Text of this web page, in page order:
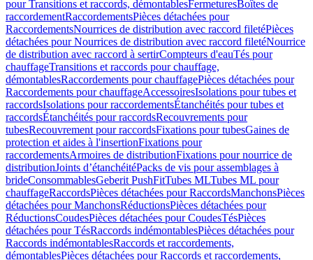
pour Transitions et raccords, démontablesFermeturesBoîtes de
raccordementRaccordementsPièces détachées pour
RaccordementsNourrices de distribution avec raccord filetéPièces
détachées pour Nourrices de distribution avec raccord filetéNourrice
de distribution avec raccord à sertirCompteurs d'eauTés pour
chauffageTransitions et raccords pour chauffage,
démontablesRaccordements pour chauffagePièces détachées pour
Raccordements pour chauffageAccessoiresIsolations pour tubes et
raccordsIsolations pour raccordementsÉtanchéités pour tubes et
raccordsÉtanchéités pour raccordsRecouvrements pour
tubesRecouvrement pour raccordsFixations pour tubesGaines de
protection et aides à l'insertionFixations pour
raccordementsArmoires de distributionFixations pour nourrice de
distributionJoints d’étanchéitéPacks de vis pour assemblages à
brideConsommablesGeberit PushFitTubes MLTubes ML pour
chauffageRaccordsPièces détachées pour RaccordsManchonsPièces
détachées pour ManchonsRéductionsPièces détachées pour
RéductionsCoudesPièces détachées pour CoudesTésPièces
détachées pour TésRaccords indémontablesPièces détachées pour
Raccords indémontablesRaccords et raccordements,
démontablesPièces détachées pour Raccords et raccordements,